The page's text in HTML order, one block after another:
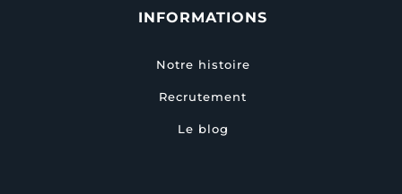
INFORMATIONS
Notre histoire
Recrutement
Le blog